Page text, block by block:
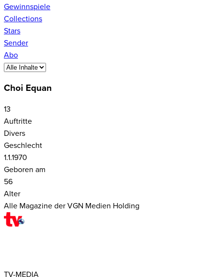
Gewinnspiele
Collections
Stars
Sender
Abo
Choi Equan
13
Auftritte
Divers
Geschlecht
1.1.1970
Geboren am
56
Alter
Alle Magazine der VGN Medien Holding
TV-MEDIA